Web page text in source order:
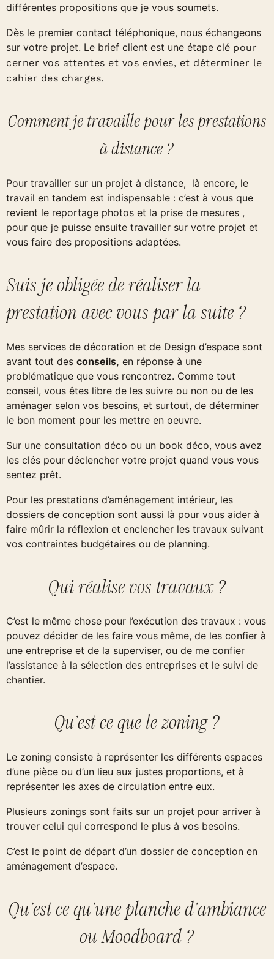
différentes propositions que je vous soumets.
Dès le premier contact téléphonique, nous échangeons
sur votre projet. Le brief client est une étape clé pour
cerner vos attentes et vos envies, et déterminer le
cahier des charges.
Comment je travaille pour les prestations
à distance ?
Pour travailler sur un projet à distance, là encore, le
travail en tandem est indispensable : c’est à vous que
revient le reportage photos et la prise de mesures ,
pour que je puisse ensuite travailler sur votre projet et
vous faire des propositions adaptées.
Suis je obligée de réaliser la
prestation avec vous par la suite ?
Mes services de décoration et de Design d’espace sont
avant tout des conseils, en réponse à une
problématique que vous rencontrez. Comme tout
conseil, vous êtes libre de les suivre ou non ou de les
aménager selon vos besoins, et surtout, de déterminer
le bon moment pour les mettre en oeuvre.
Sur une consultation déco ou un book déco, vous avez
les clés pour déclencher votre projet quand vous vous
sentez prêt.
Pour les prestations d’aménagement intérieur, les
dossiers de conception sont aussi là pour vous aider à
faire mûrir la réflexion et enclencher les travaux suivant
vos contraintes budgétaires ou de planning.
Qui réalise vos travaux ?
C’est le même chose pour l’exécution des travaux : vous
pouvez décider de les faire vous même, de les confier à
une entreprise et de la superviser, ou de me confier
l’assistance à la sélection des entreprises et le suivi de
chantier.
Qu'est ce que le zoning ?
Le zoning consiste à représenter les différents espaces
d’une pièce ou d’un lieu aux justes proportions, et à
représenter les axes de circulation entre eux.
Plusieurs zonings sont faits sur un projet pour arriver à
trouver celui qui correspond le plus à vos besoins.
C’est le point de départ d’un dossier de conception en
aménagement d’espace.
Qu'est ce qu'une planche d'ambiance
ou Moodboard ?